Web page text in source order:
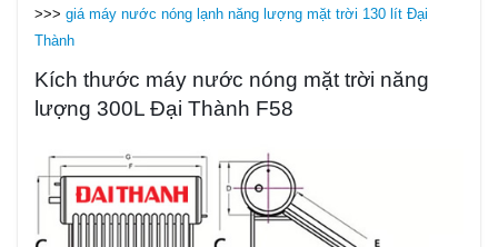
>>> giá máy nước nóng lạnh năng lượng mặt trời 130 lít Đại
Thành
Kích thước máy nước nóng mặt trời năng
lượng 300L Đại Thành F58